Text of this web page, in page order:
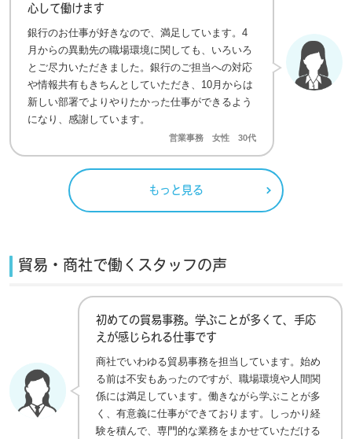
心して働けます
銀行のお仕事が好きなので、満足しています。4
月からの異動先の職場環境に関しても、いろいろ
とご尽力いただきました。銀行のご担当への対応
や情報共有もきちんとしていただき、10月からは
新しい部署でよりやりたかった仕事ができるよう
になり、感謝しています。
営業事務 女性 30代
もっと見る
貿易・商社で働くスタッフの声
初めての貿易事務。学ぶことが多くて、手応
えが感じられる仕事です
商社でいわゆる貿易事務を担当しています。始め
る前は不安もあったのですが、職場環境や人間関
係には満足しています。働きながら学ぶことが多
く、有意義に仕事ができております。しっかり経
験を積んで、専門的な業務をまかせていただける